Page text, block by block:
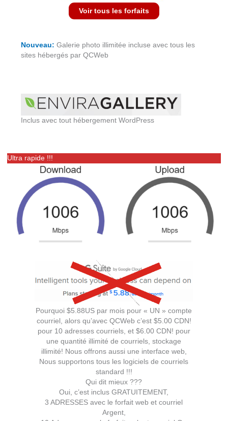
Voir tous les forfaits
Nouveau: Galerie photo illimitée incluse avec tous les
sites hébergés par QCWeb
Inclus avec tout hébergement WordPress
Ultra rapide !!!
Pourquoi $5.88US par mois pour « UN » compte
courriel, alors qu’avec QCWeb c’est $5.00 CDN!
pour 10 adresses courriels, et $6.00 CDN! pour
une quantité illimité de courriels, stockage
illimité! Nous offrons aussi une interface web,
Nous supportons tous les logiciels de courriels
standard !!!
Qui dit mieux ???
Oui, c’est inclus GRATUITEMENT,
3 ADRESSES avec le forfait web et courriel
Argent,